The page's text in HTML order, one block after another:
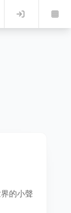
Log in
的小聲